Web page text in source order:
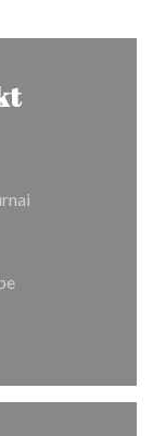
((otevře se v
se v